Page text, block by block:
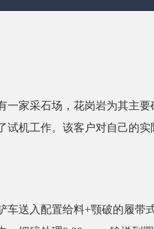
一家采石场，花岗岩为其主
试机工作。该客户对自己的
车送入配置给料+颚破的履